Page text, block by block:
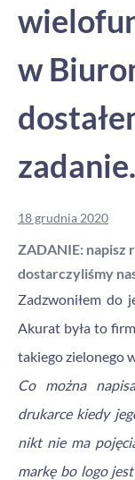
w
zadanie.
18 grudnia 2020
ZADANIE: napisz
dostarczyliśmy
Zadzwoniłem do
Akurat była to
takiego zielonego
Co można
drukarce kiedy
nikt nie ma
markę bo logo